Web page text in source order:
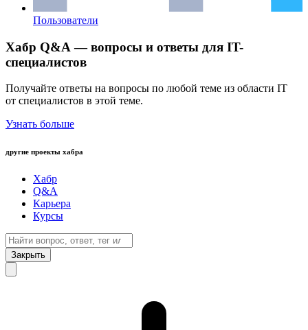
Пользователи
Хабр Q&A — вопросы и ответы для IT-
специалистов
Получайте ответы на вопросы по любой теме из области IT
от специалистов в этой теме.
Узнать больше
другие проекты хабра
Хабр
Q&A
Карьера
Курсы
Закрыть